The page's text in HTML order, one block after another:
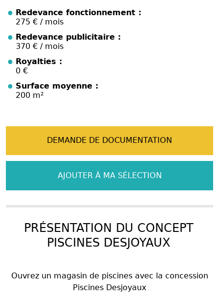
Redevance fonctionnement :
275 € / mois
Redevance publicitaire :
370 € / mois
Royalties :
0 €
Surface moyenne :
200 m²
DEMANDE DE DOCUMENTATION
AJOUTER À MA SÉLECTION
PRÉSENTATION DU CONCEPT
PISCINES DESJOYAUX
Ouvrez un magasin de piscines avec la concession
Piscines Desjoyaux